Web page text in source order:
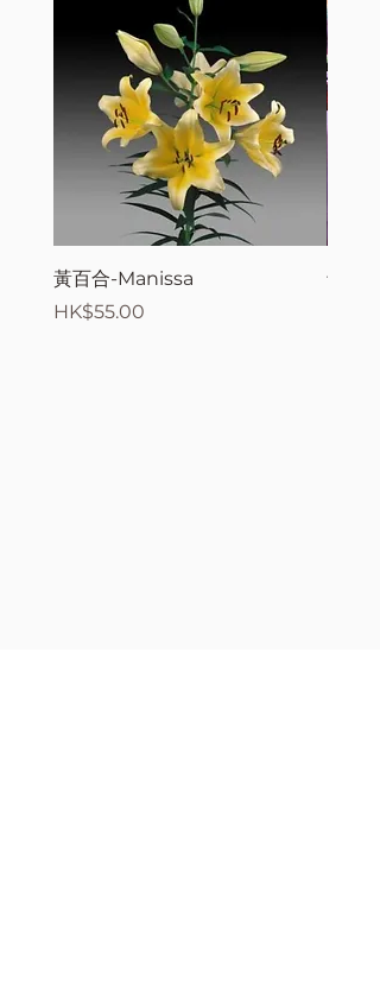
黃百合-Manissa
價格
HK$55.00
母親